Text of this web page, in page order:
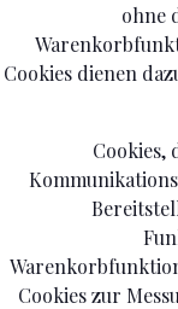
ohne
Cookies dienen
Cookies,
Cookies zur